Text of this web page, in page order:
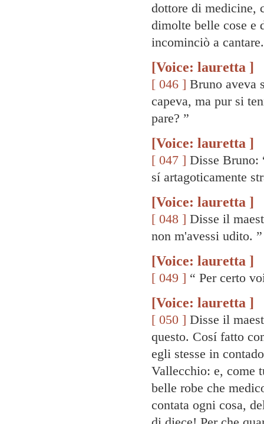
dottore di medicine,
dimolte belle cose e
incominciò a cantare.
[Voice: lauretta ]
[ 046 ] Bruno aveva
capeva, ma pur si
pare? ”
[Voice: lauretta ]
[ 047 ] Disse Bruno:
sí artagoticamente
[Voice: lauretta ]
[ 048 ] Disse il
non m'avessi udito. ”
[Voice: lauretta ]
[ 049 ] “ Per certo
[Voice: lauretta ]
[ 050 ] Disse il
questo. Cosí fatto
egli stesse in
Vallecchio: e, come
belle robe che
contata ogni cosa,